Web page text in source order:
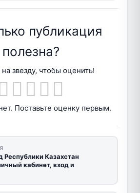
публикация
полезна?
звезду, чтобы оценить!
Поставьте оценку первым.
Республики Казахстан
кабинет, вход и